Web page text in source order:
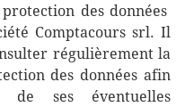
des données
Comptacours srl. Il
régulièrement la
des données afin
de ses éventuelles